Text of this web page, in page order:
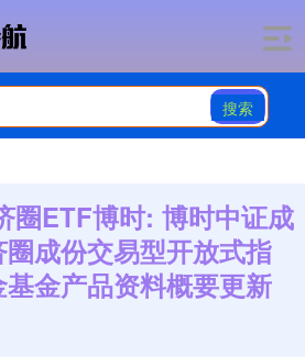
搜索
圈ETF博时: 博时中证成
成份交易型开放式指
金产品资料概要更新